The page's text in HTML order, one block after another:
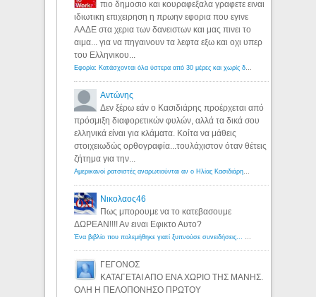
πιο δημοσιο και κουραφεξαλα γραφετε ειναι
ιδιωτικη επιχειρηση η πρωην εφορια που εγινε
ΑΑΔΕ στα χερια των δανειστων και μας πινει το
αιμα... για να πηγαινουν τα λεφτα εξω και οχι υπερ
του Ελληνικου...
Εφορία: Κατάσχονται όλα ύστερα από 30 μέρες και χωρίς δικαστικές αποφάσεις - Λόγιος Ερμής
Αντώνης
Δεν ξέρω εάν ο Κασιδιάρης προέρχεται από
πρόσμιξη διαφορετικών φυλών, αλλά τα δικά σου
ελληνικά είναι για κλάματα. Κοίτα να μάθεις
στοιχειωδώς ορθογραφία...τουλάχιστον όταν θέτεις
ζήτημα για την...
Αμερικανοί ρατσιστές αναρωτιούνται αν ο Ηλίας Κασιδιάρης ανήκει στη λευκή φυλή... - Λόγιος Ερμής
Νικολαος46
Πως μπορουμε να το κατεβασουμε
ΔΩΡΕΑΝ!!!! Αν ειναι Εφικτο Αυτο?
Ένα βιβλίο που πολεμήθηκε γιατί ξυπνούσε συνειδήσεις... - Λόγιος Ερμής | Η γνώση ξεκινάει με την αναζήτηση...
ΓΕΓΟΝΟΣ
ΚΑΤΑΓΕΤΑΙ ΑΠΟ ΕΝΑ ΧΩΡΙΟ ΤΗΣ ΜΑΝΗΣ.
ΟΛΗ Η ΠΕΛΟΠΟΝΗΣΟ ΠΡΩΤΟΥ